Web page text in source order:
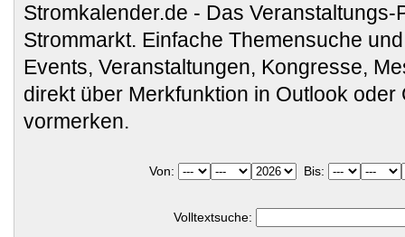
Stromkalender.de - Das Veranstaltungs-
Strommarkt. Einfache Themensuche
Events, Veranstaltungen, Kongresse,
direkt über Merkfunktion in Outlook oder
vormerken.
Von: Bis:
Volltextsuche: